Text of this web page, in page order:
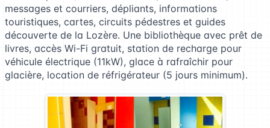
messages et courriers, dépliants, informations
touristiques, cartes, circuits pédestres et guides
découverte de la Lozère. Une bibliothèque avec prêt de
livres, accès Wi-Fi gratuit, station de recharge pour
véhicule électrique (11kW), glace à rafraîchir pour
glacière, location de réfrigérateur (5 jours minimum).